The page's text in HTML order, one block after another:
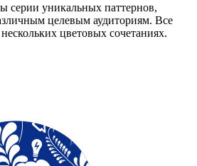
серии уникальных паттернов,
целевым аудиториям. Все
цветовых сочетаниях.